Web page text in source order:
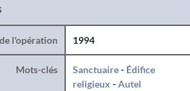
l'opération 1994
Mots-clés Sanctuaire- Édifice
religieux -Autel